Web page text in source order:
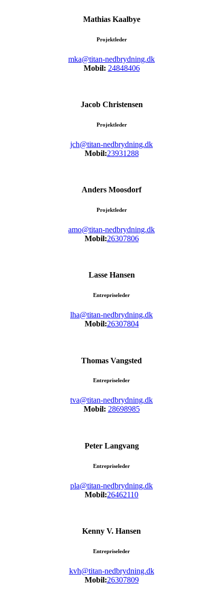
Mathias Kaalbye
Projektleder
mka@titan-nedbrydning.dk
Mobil: 24848406
Jacob Christensen
Projektleder
jch@titan-nedbrydning.dk
Mobil:23931288
Anders Moosdorf
Projektleder
amo@titan-nedbrydning.dk
Mobil:26307806
Lasse Hansen
Entrepriseleder
lha@titan-nedbrydning.dk
Mobil:26307804
Thomas Vangsted
Entrepriseleder
tva@titan-nedbrydning.dk
Mobil: 28698985
Peter Langvang
Entrepriseleder
pla@titan-nedbrydning.dk
Mobil:26462110
Kenny V. Hansen
Entrepriseleder
kvh@titan-nedbrydning.dk
Mobil:26307809